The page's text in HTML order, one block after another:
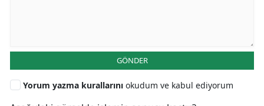
GÖNDER
Yorum yazma kurallarını okudum ve kabul ediyorum